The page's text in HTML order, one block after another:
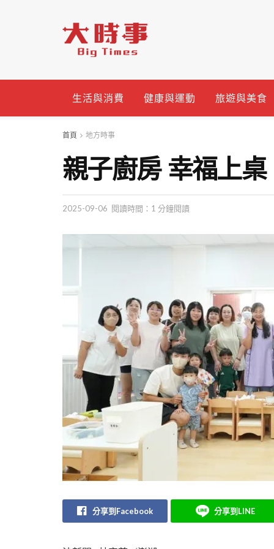
生活與消費 健康與運動 旅遊與美食
首頁 地方時事
親子廚房 幸福上桌
2025-09-06 閱讀時間：1 分鐘閱讀
分享到Facebook 分享到LINE